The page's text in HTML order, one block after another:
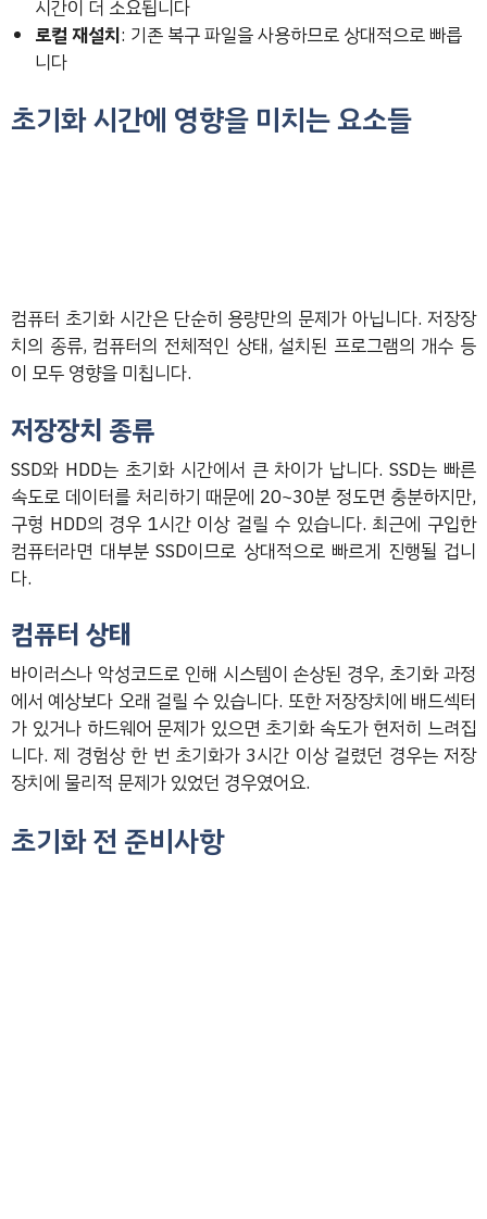
시간이 더 소요됩니다
로컬 재설치: 기존 복구 파일을 사용하므로 상대적으로 빠릅
니다
초기화 시간에 영향을 미치는 요소들
컴퓨터 초기화 시간은 단순히 용량만의 문제가 아닙니다. 저장장
치의 종류, 컴퓨터의 전체적인 상태, 설치된 프로그램의 개수 등
이 모두 영향을 미칩니다.
저장장치 종류
SSD와 HDD는 초기화 시간에서 큰 차이가 납니다. SSD는 빠른
속도로 데이터를 처리하기 때문에 20~30분 정도면 충분하지만,
구형 HDD의 경우 1시간 이상 걸릴 수 있습니다. 최근에 구입한
컴퓨터라면 대부분 SSD이므로 상대적으로 빠르게 진행될 겁니
다.
컴퓨터 상태
바이러스나 악성코드로 인해 시스템이 손상된 경우, 초기화 과정
에서 예상보다 오래 걸릴 수 있습니다. 또한 저장장치에 배드섹터
가 있거나 하드웨어 문제가 있으면 초기화 속도가 현저히 느려집
니다. 제 경험상 한 번 초기화가 3시간 이상 걸렸던 경우는 저장
장치에 물리적 문제가 있었던 경우였어요.
초기화 전 준비사항